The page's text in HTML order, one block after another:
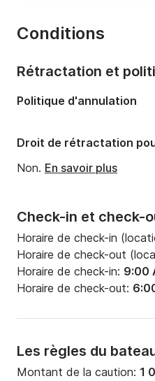
Capacité à bord:
Conditions
Check-in et check-
Horaire de check-in
Horaire de check-out
Horaire de check-in: 9:00
Horaire de check-out:
Les règles du
Montant de la caution: 1
Rétractation et
Politique d'annulation
Droit de rétractation
Non. En savoir plus